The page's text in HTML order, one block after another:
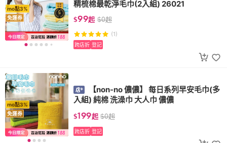
mo點3%
免運券
精梳棉最乾淨毛巾(2入組) 26021
$99起 $0起
(1)
跨店折 登記
mo點3%
免運券
【non-no 儂儂】 每日系列早安毛巾(多
入組) 純棉 洗澡巾 大人巾 儂儂
$199起 $0起
跨店折 登記